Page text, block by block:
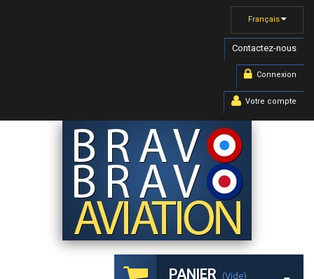
Français
Contactez-nous
Connexion
Votre compte
PANIER (vide)